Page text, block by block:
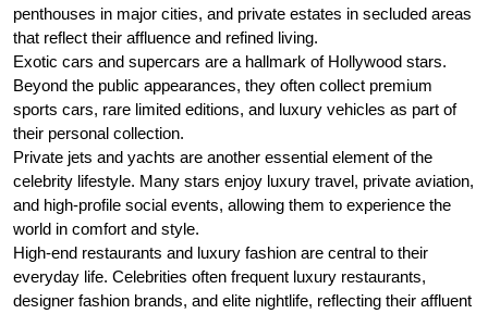
penthouses in major cities, and private estates in secluded areas
that reflect their affluence and refined living.
Exotic cars and supercars are a hallmark of Hollywood stars.
Beyond the public appearances, they often collect premium
sports cars, rare limited editions, and luxury vehicles as part of
their personal collection.
Private jets and yachts are another essential element of the
celebrity lifestyle. Many stars enjoy luxury travel, private aviation,
and high-profile social events, allowing them to experience the
world in comfort and style.
High-end restaurants and luxury fashion are central to their
everyday life. Celebrities often frequent luxury restaurants,
designer fashion brands, and elite nightlife, reflecting their affluent